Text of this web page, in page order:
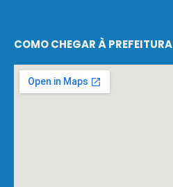
COMO CHEGAR À PREFEITURA